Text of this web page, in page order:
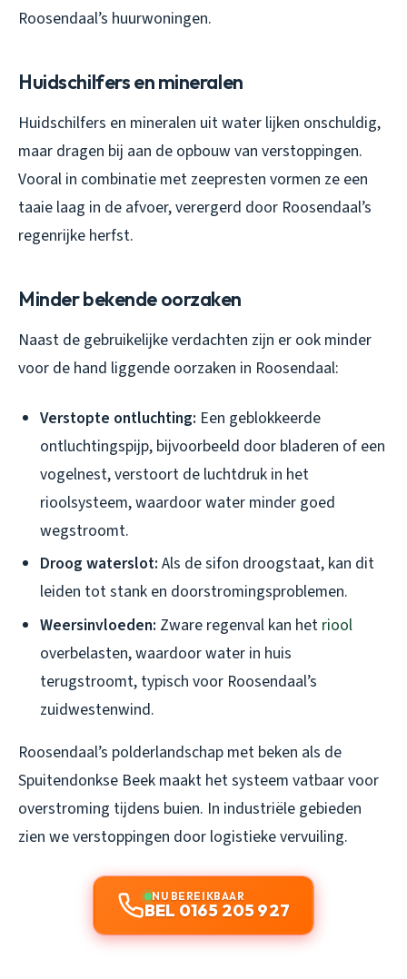
Roosendaal’s huurwoningen.
Huidschilfers en mineralen
Huidschilfers en mineralen uit water lijken onschuldig,
maar dragen bij aan de opbouw van verstoppingen.
Vooral in combinatie met zeepresten vormen ze een
taaie laag in de afvoer, verergerd door Roosendaal’s
regenrijke herfst.
Minder bekende oorzaken
Naast de gebruikelijke verdachten zijn er ook minder
voor de hand liggende oorzaken in Roosendaal:
Verstopte ontluchting: Een geblokkeerde
ontluchtingspijp, bijvoorbeeld door bladeren of een
vogelnest, verstoort de luchtdruk in het
rioolsysteem, waardoor water minder goed
wegstroomt.
Droog waterslot: Als de sifon droogstaat, kan dit
leiden tot stank en doorstromingsproblemen.
Weersinvloeden: Zware regenval kan het riool
overbelasten, waardoor water in huis
terugstroomt, typisch voor Roosendaal’s
zuidwestenwind.
Roosendaal’s polderlandschap met beken als de
Spuitendonkse Beek maakt het systeem vatbaar voor
overstroming tijdens buien. In industriële gebieden
zien we verstoppingen door logistieke vervuiling.
NU BEREIKBAAR
BEL 0165 205 927